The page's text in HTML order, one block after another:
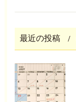
最近の投稿